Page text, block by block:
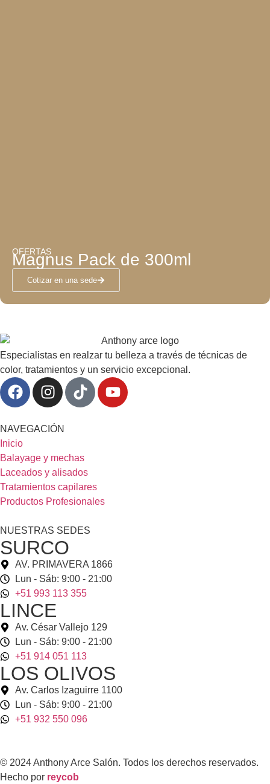
OFERTAS
Magnus Pack de 300ml
Cotizar en una sede
Especialistas en realzar tu belleza a través de técnicas de
color, tratamientos y un servicio excepcional.
NAVEGACIÓN
Inicio
Balayage y mechas
Laceados y alisados
Tratamientos capilares
Productos Profesionales
NUESTRAS SEDES
SURCO
AV. PRIMAVERA 1866
Lun - Sáb: 9:00 - 21:00
+51 993 113 355
LINCE
Av. César Vallejo 129
Lun - Sáb: 9:00 - 21:00
+51 914 051 113
LOS OLIVOS
Av. Carlos Izaguirre 1100
Lun - Sáb: 9:00 - 21:00
+51 932 550 096
© 2024 Anthony Arce Salón. Todos los derechos reservados.
Hecho por reycob